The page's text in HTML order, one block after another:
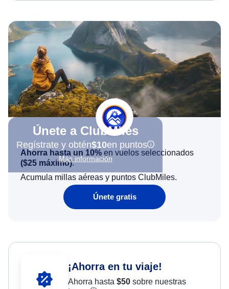
Únete a ClubMiles
Regístrate y obtén$10en puntos
Más información
Ahorra hasta un 10% en vuelos seleccionados
($25 máximo).
Acumula millas aéreas y puntos ClubMiles.
Únete gratis
¡Ahorra en tu viaje!
Ahorra hasta $50sobre nuestras